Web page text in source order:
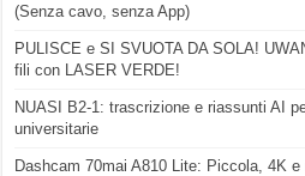
(Senza cavo, senza App)
PULISCE e SI SVUOTA DA SOLA!
fili con LASER VERDE!
NUASI B2-1: trascrizione e riassunti AI
universitarie
Dashcam 70mai A810 Lite: Piccola, 4K